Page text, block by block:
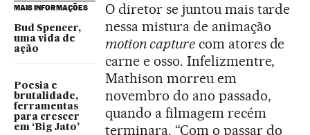
MAIS INFORMAÇÕES
Bud Spencer,
uma vida de
ação
Poesia e
brutalidade,
ferramentas
para crescer
em ‘Big Jato’
O diretor se juntou mais tarde
nessa mistura de animação
motion capturecom atores de
carne e osso. Infelizmentre,
Mathison morreu em
novembro do ano passado,
quando a filmagem recém
terminara. “Com o passar do